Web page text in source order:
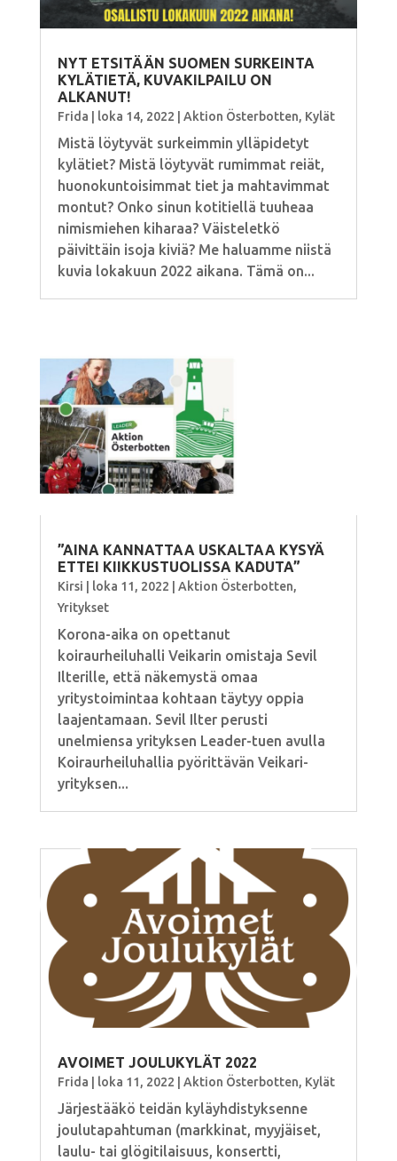
NYT ETSITÄÄN SUOMEN SURKEINTA
KYLÄTIETÄ, KUVAKILPAILU ON
ALKANUT!
Frida loka 14, 2022 Aktion Österbotten, Kylät
Mistä löytyvät surkeimmin ylläpidetyt
kylätiet? Mistä löytyvät rumimmat reiät,
huonokuntoisimmat tiet ja mahtavimmat
montut? Onko sinun kotitiellä tuuheaa
nimismiehen kiharaa? Väisteletkö
päivittäin isoja kiviä? Me haluamme niistä
kuvia lokakuun 2022 aikana. Tämä on...
”AINA KANNATTAA USKALTAA KYSYÄ
ETTEI KIIKKUSTUOLISSA KADUTA”
Kirsi loka 11, 2022 Aktion Österbotten,
Yritykset
Korona-aika on opettanut
koiraurheiluhalli Veikarin omistaja Sevil
Ilterille, että näkemystä omaa
yritystoimintaa kohtaan täytyy oppia
laajentamaan. Sevil Ilter perusti
unelmiensa yrityksen Leader-tuen avulla
Koiraurheiluhallia pyörittävän Veikari-
yrityksen...
AVOIMET JOULUKYLÄT 2022
Frida loka 11, 2022 Aktion Österbotten, Kylät
Järjestääkö teidän kyläyhdistyksenne
joulutapahtuman (markkinat, myyjäiset,
laulu- tai glögitilaisuus, konsertti,